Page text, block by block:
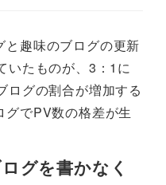
趣味のブログの更新
いたものが、3：1に
ログの割合が増加する
グでPV数の格差が生
グを書かなく